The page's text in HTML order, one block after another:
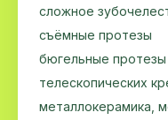
сложное
съёмные протезы
бюгельные протезы
телескопических
металлокерамика,